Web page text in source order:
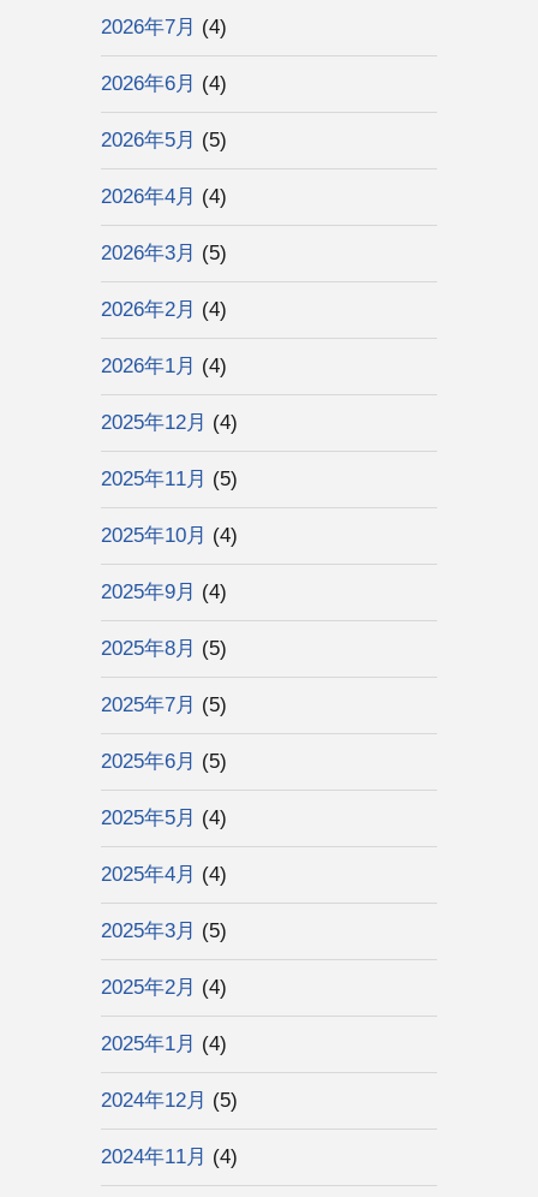
2026年7月 (4)
2026年6月 (4)
2026年5月 (5)
2026年4月 (4)
2026年3月 (5)
2026年2月 (4)
2026年1月 (4)
2025年12月 (4)
2025年11月 (5)
2025年10月 (4)
2025年9月 (4)
2025年8月 (5)
2025年7月 (5)
2025年6月 (5)
2025年5月 (4)
2025年4月 (4)
2025年3月 (5)
2025年2月 (4)
2025年1月 (4)
2024年12月 (5)
2024年11月 (4)